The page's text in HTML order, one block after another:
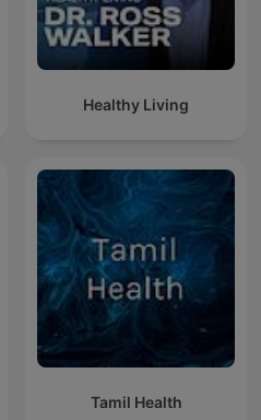
Healthy Living
Tamil Health